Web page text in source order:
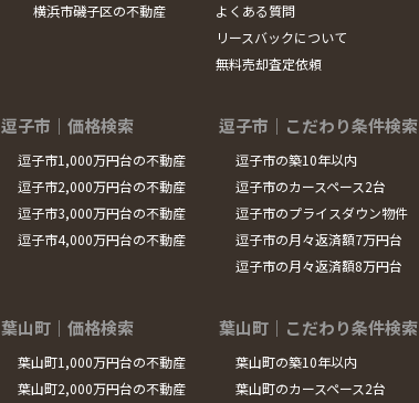
横浜市磯子区の不動産
よくある質問
リースバックについて
無料売却査定依頼
逗子市｜価格検索
逗子市1,000万円台の不動産
逗子市2,000万円台の不動産
逗子市3,000万円台の不動産
逗子市4,000万円台の不動産
逗子市｜こだわり条件検索
逗子市の築10年以内
逗子市のカースペース2台
逗子市のプライスダウン物件
逗子市の月々返済額7万円台
逗子市の月々返済額8万円台
葉山町｜価格検索
葉山町1,000万円台の不動産
葉山町2,000万円台の不動産
葉山町｜こだわり条件検索
葉山町の築10年以内
葉山町のカースペース2台